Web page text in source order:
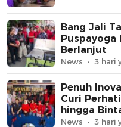
Bang Jali
Puspayoga
Berlanjut
News 3 hari
Penuh
Curi
hingga
News 3 hari